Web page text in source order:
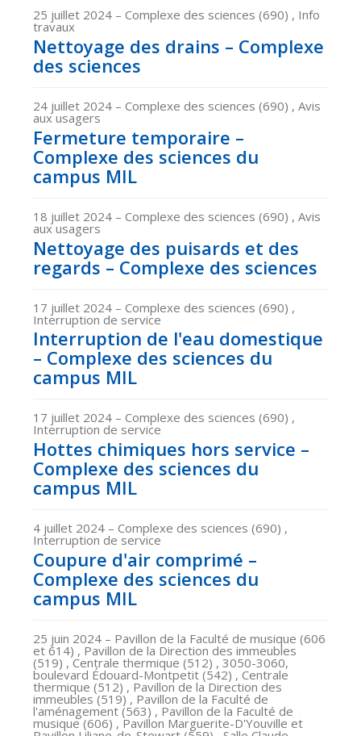
25 juillet 2024 – Complexe des sciences (690) , Info
travaux
Nettoyage des drains – Complexe
des sciences
24 juillet 2024 – Complexe des sciences (690) , Avis
aux usagers
Fermeture temporaire –
Complexe des sciences du
campus MIL
18 juillet 2024 – Complexe des sciences (690) , Avis
aux usagers
Nettoyage des puisards et des
regards – Complexe des sciences
17 juillet 2024 – Complexe des sciences (690) ,
Interruption de service
Interruption de l'eau domestique
– Complexe des sciences du
campus MIL
17 juillet 2024 – Complexe des sciences (690) ,
Interruption de service
Hottes chimiques hors service –
Complexe des sciences du
campus MIL
4 juillet 2024 – Complexe des sciences (690) ,
Interruption de service
Coupure d'air comprimé –
Complexe des sciences du
campus MIL
25 juin 2024 – Pavillon de la Faculté de musique (606
et 614) , Pavillon de la Direction des immeubles
(519) , Centrale thermique (512) , 3050-3060,
boulevard Édouard-Montpetit (542) , Centrale
thermique (512) , Pavillon de la Direction des
immeubles (519) , Pavillon de la Faculté de
l'aménagement (563) , Pavillon de la Faculté de
musique (606) , Pavillon Marguerite-D'Youville et